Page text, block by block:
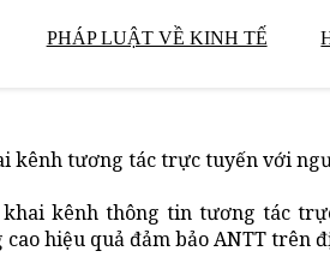
PHÁP LUẬT VỀ KINH TẾ
kênh tương tác trực tuyến với
kênh thông tin tương tác
hiệu quả đảm bảo ANTT trên